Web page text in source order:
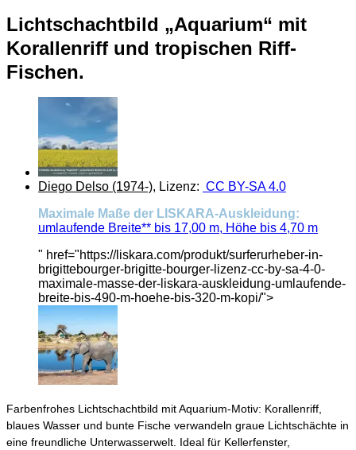
Lichtschachtbild „Aquarium“ mit
Korallenriff und tropischen Riff-
Fischen.
Diego Delso (1974-), Lizenz: CC BY-SA 4.0
Maximale Maße der LISKARA-Auskleidung:
umlaufende Breite** bis 17,00 m, Höhe bis 4,70 m
" href="https://liskara.com/produkt/surferurheber-in-
brigittebourger-brigitte-bourger-lizenz-cc-by-sa-4-0-
maximale-masse-der-liskara-auskleidung-umlaufende-
breite-bis-490-m-hoehe-bis-320-m-kopi/">
Farbenfrohes Lichtschachtbild mit Aquarium-Motiv: Korallenriff,
blaues Wasser und bunte Fische verwandeln graue Lichtschächte in
eine freundliche Unterwasserwelt. Ideal für Kellerfenster,